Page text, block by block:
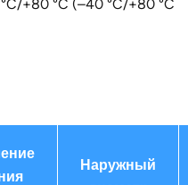
+80 °C (–40 °C/+80 °C
Наружный